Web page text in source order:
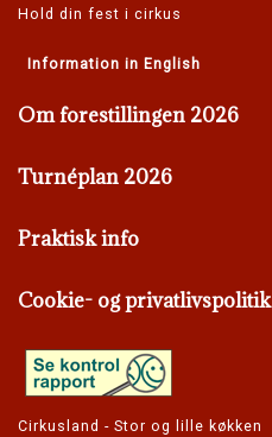
Hold din fest i cirkus
Information in English
Om forestillingen 2026
Turnéplan 2026
Praktisk info
Cookie- og privatlivspolitik
Cirkusland - Stor og lille køkken